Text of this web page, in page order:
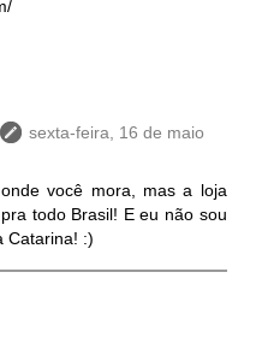
sexta-feira, 16 de maio
você mora, mas a loja
todo Brasil! E eu não sou
Catarina! :)